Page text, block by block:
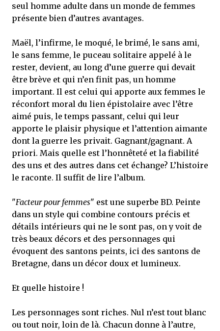
seul homme adulte dans un monde de femmes
présente bien d’autres avantages.
Maël, l’infirme, le moqué, le brimé, le sans ami,
le sans femme, le puceau solitaire appelé à le
rester, devient, au long d’une guerre qui devait
être brève et qui n’en finit pas, un homme
important. Il est celui qui apporte aux femmes le
réconfort moral du lien épistolaire avec l’être
aimé puis, le temps passant, celui qui leur
apporte le plaisir physique et l’attention aimante
dont la guerre les privait. Gagnant/gagnant. A
priori. Mais quelle est l’honnêteté et la fiabilité
des uns et des autres dans cet échange? L’histoire
le raconte. Il suffit de lire l’album.
"Facteur pour femmes" est une superbe BD. Peinte
dans un style qui combine contours précis et
détails intérieurs qui ne le sont pas, on y voit de
très beaux décors et des personnages qui
évoquent des santons peints, ici des santons de
Bretagne, dans un décor doux et lumineux.
Et quelle histoire !
Les personnages sont riches. Nul n’est tout blanc
ou tout noir, loin de là. Chacun donne à l’autre,